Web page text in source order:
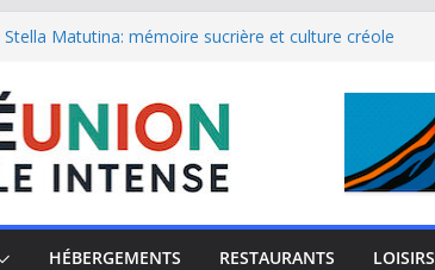
Stella Matutina: mémoire sucrière et culture créole
Le samoussa de La Réunion, emblème de l’île intense
Le Musée du sel de Saint Leu: site culturel à découvrir
HÉBERGEMENTS RESTAURANTS LOISIRS